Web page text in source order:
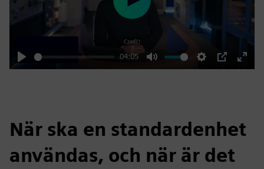
Play
04:05
Mute Settings
PIP
Enter
Play
När ska en standardenhet
användas, och när är det